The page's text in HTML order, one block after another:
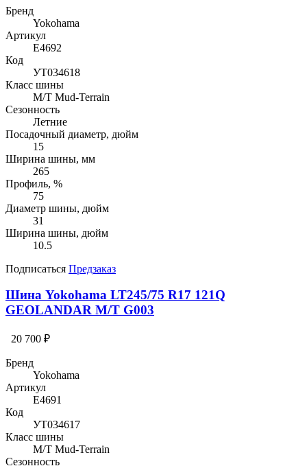
Бренд
Yokohama
Артикул
E4692
Код
УТ034618
Класс шины
M/T Mud-Terrain
Сезонность
Летние
Посадочный диаметр, дюйм
15
Ширина шины, мм
265
Профиль, %
75
Диаметр шины, дюйм
31
Ширина шины, дюйм
10.5
Подписаться Предзаказ
Шина Yokohama LT245/75 R17 121Q
GEOLANDAR M/T G003
20 700 ₽
Бренд
Yokohama
Артикул
E4691
Код
УТ034617
Класс шины
M/T Mud-Terrain
Сезонность